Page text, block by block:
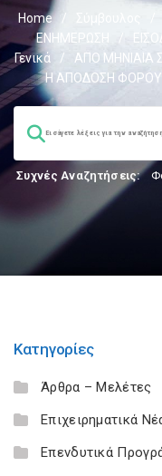
Home / Σύμβουλος
ΕΝΗΜΕΡΩΣΗ
/
Γενικά
/
ΑΠΟ ΜΗΝΙΑΙΑ
Η ΑΠΟΔΟΣΗ ΦΟΡΟΥ
Συχνές Αναζητήσεις:
Κατηγορίες
Άρθρα – Μελέτες
Επιχειρηματικά
Επενδυτικά